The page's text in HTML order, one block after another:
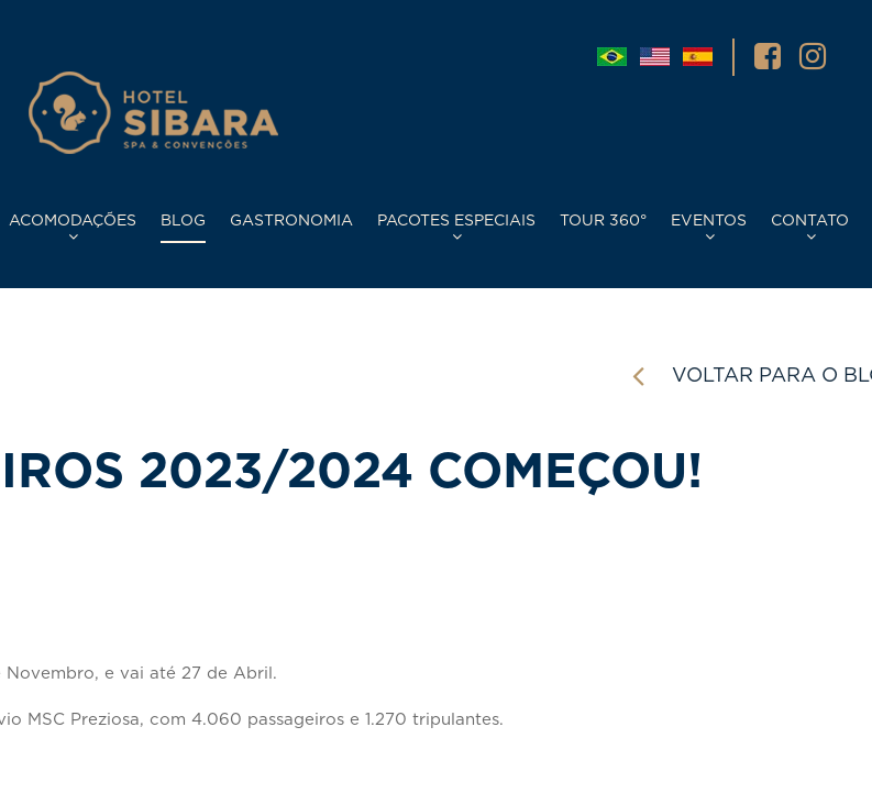
ACOMODAÇÕES BLOG GASTRONOMIA PACOTES ESPECIAIS TOUR 360° EVENTOS CONTATO
VOLTAR PARA O
2023/2024 COMEÇOU!
e vai até 27 de Abril.
MSC Preziosa, com 4.060 passageiros e 1.270 tripulantes.